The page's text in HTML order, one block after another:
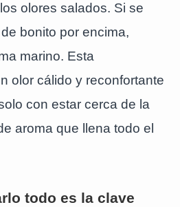
olores salados. Si se
bonito por encima,
marino. Esta
olor cálido y reconfortante
con estar cerca de la
aroma que llena todo el
todo es la clave